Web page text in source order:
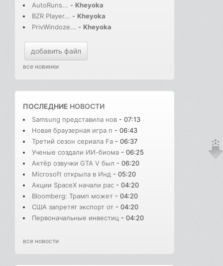
AutoRuns... - Kheyoka
BZR Player... - Kheyoka
PrivWindoze... - Kheyoka
добавить файл
все новинки
ПОСЛЕДНИЕ НОВОСТИ
Samsung представила нов - 07:13
Новая браузерная игра п - 06:43
Третий сезон сериала Fa - 06:37
Ученые создали ИИ-биома - 06:25
Актёр озвучки GTA V был - 06:20
Microsoft открыла в Инд - 05:20
Акции SpaceX начали рас - 04:20
Bloomberg: Трамп может - 04:20
США запретят экспорт от - 04:20
Первоначальные инвестиц - 04:20
все новости